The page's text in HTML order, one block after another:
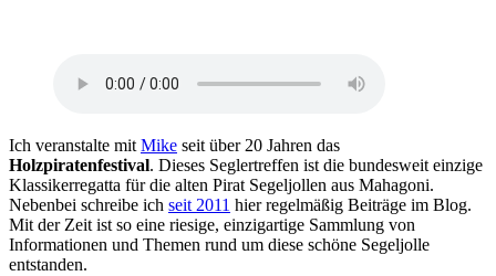
Ich veranstalte mit Mike seit über 20 Jahren das
Holzpiratenfestival. Dieses Seglertreffen ist die bundesweit einzige
Klassikerregatta für die alten Pirat Segeljollen aus Mahagoni.
Nebenbei schreibe ich seit 2011 hier regelmäßig Beiträge im Blog.
Mit der Zeit ist so eine riesige, einzigartige Sammlung von
Informationen und Themen rund um diese schöne Segeljolle
entstanden.